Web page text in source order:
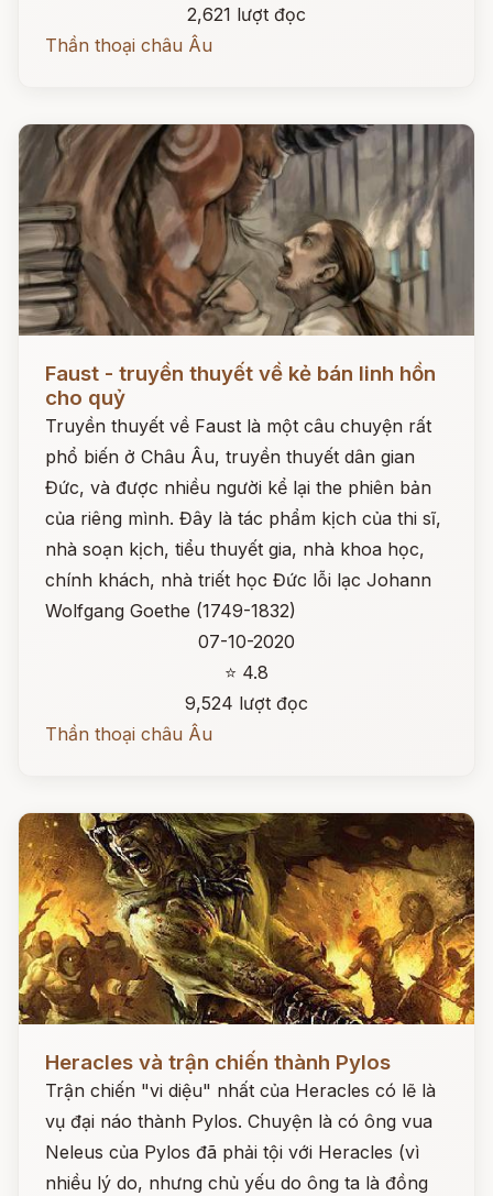
2,621 lượt đọc
Thần thoại châu Âu
Faust - truyền thuyết về kẻ bán linh hồn
cho quỷ
Truyền thuyết về Faust là một câu chuyện rất
phổ biến ở Châu Âu, truyền thuyết dân gian
Đức, và được nhiều người kể lại the phiên bản
của riêng mình. Đây là tác phẩm kịch của thi sĩ,
nhà soạn kịch, tiểu thuyết gia, nhà khoa học,
chính khách, nhà triết học Đức lỗi lạc Johann
Wolfgang Goethe (1749-1832)
07-10-2020
⭐ 4.8
9,524 lượt đọc
Thần thoại châu Âu
Heracles và trận chiến thành Pylos
Trận chiến "vi diệu" nhất của Heracles có lẽ là
vụ đại náo thành Pylos. Chuyện là có ông vua
Neleus của Pylos đã phải tội với Heracles (vì
nhiều lý do, nhưng chủ yếu do ông ta là đồng